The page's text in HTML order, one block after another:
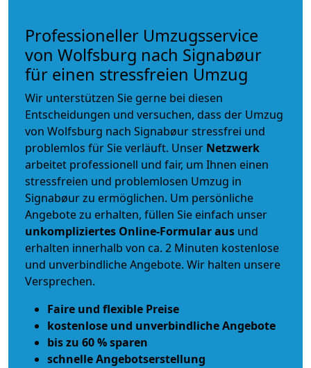
Professioneller Umzugsservice
von Wolfsburg nach Signabøur
für einen stressfreien Umzug
Wir unterstützen Sie gerne bei diesen
Entscheidungen und versuchen, dass der Umzug
von Wolfsburg nach Signabøur stressfrei und
problemlos für Sie verläuft. Unser Netzwerk
arbeitet professionell und fair, um Ihnen einen
stressfreien und problemlosen Umzug in
Signabøur zu ermöglichen. Um persönliche
Angebote zu erhalten, füllen Sie einfach unser
unkompliziertes Online-Formular aus und
erhalten innerhalb von ca. 2 Minuten kostenlose
und unverbindliche Angebote. Wir halten unsere
Versprechen.
Faire und flexible Preise
kostenlose und unverbindliche Angebote
bis zu 60 % sparen
schnelle Angebotserstellung